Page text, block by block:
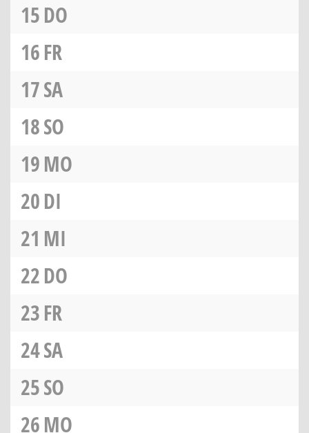
15DO
16FR
17SA
18SO
19MO
20DI
21 MI
22DO
23FR
24SA
25SO
26MO